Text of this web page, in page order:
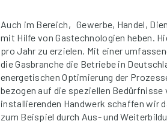
Auch im Bereich‚ Gewerbe, Handel,
mit Hilfe von Gastechnologien heben.
pro Jahr zu erzielen. Mit einer
die Gasbranche die Betriebe in
energetischen Optimierung der
bezogen auf die speziellen Bedürfnisse
installierenden Handwerk schaffen wir
zum Beispiel durch Aus- und